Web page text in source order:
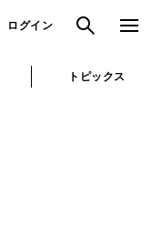
ログイン 検索 メニュ
トピックス